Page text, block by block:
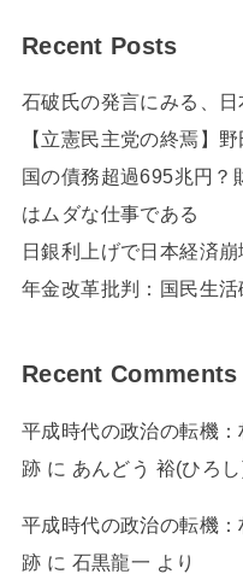
Recent Posts
石破氏の発言にみる、
【立憲民主党の終焉】
国の債務超過695兆円？
はムダな仕事である
日銀利上げで日本経済崩
年金改革批判：国民生
Recent Comments
平成時代の政治の転機
跡 に あんどう 裕(ひろ
平成時代の政治の転機
跡 に 石黒龍一 より